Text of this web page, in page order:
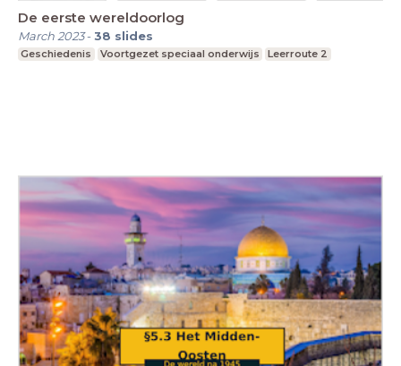
De eerste wereldoorlog
March 2023-38 slides
Geschiedenis Voortgezet speciaal onderwijs Leerroute 2